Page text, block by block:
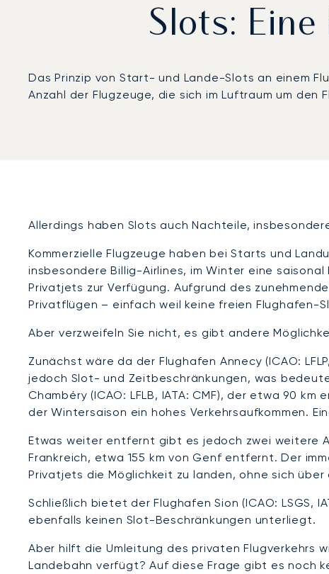
Slots:
Das Prinzip von Start- und Lande-Slots an einem
Anzahl der Flugzeuge, die sich im Luftraum um
Allerdings haben Slots auch Nachteile,
Kommerzielle Flugzeuge haben bei Starts und
insbesondere Billig-Airlines, im Winter eine
Privatjets zur Verfügung. Aufgrund des
Privatflügen – einfach weil keine freien Flughafen-
Aber verzweifeln Sie nicht, es gibt andere
Zunächst wäre da der Flughafen Annecy (ICAO:
jedoch Slot- und Zeitbeschränkungen, was
Chambéry (ICAO: LFLB, IATA: CMF), der etwa 90
der Wintersaison ein hohes Verkehrsaufkommen.
Etwas weiter entfernt gibt es jedoch zwei weitere
Frankreich, etwa 155 km von Genf entfernt. Der
Privatjets die Möglichkeit zu landen, ohne sich über
Schließlich bietet der Flughafen Sion (ICAO:
ebenfalls keinen Slot-Beschränkungen unterliegt.
Aber hilft die Umleitung des privaten Flugverkehrs
Landebahn verfügt? Auf diese Frage gibt es noch